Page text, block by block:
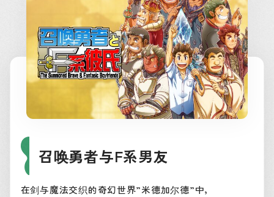
召唤勇者与F系男友
在剑与魔法交织的奇幻世界”米德加尔德”中，